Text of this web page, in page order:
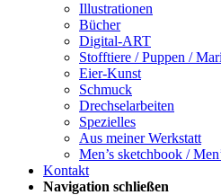
Illustrationen
Bücher
Digital-ART
Stofftiere / Puppen /
Eier-Kunst
Schmuck
Drechselarbeiten
Spezielles
Aus meiner Werkstatt
Men’s sketchbook /
Kontakt
Navigation schließen